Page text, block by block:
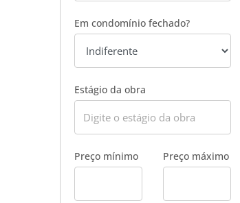
Em condomínio fechado?
Estágio da obra
Preço mínimo Preço máximo